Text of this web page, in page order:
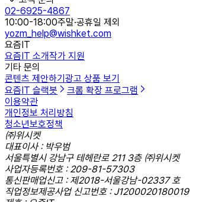
02-6925-4867
10:00-18:00주말·공휴일 제외
yozm_help@wishket.com
요즘IT
요즘IT 소개작가 지원
기타 문의
콘텐츠 제안하기 광고 상품 보기
요즘IT 슬랙봇
크롬 확장 프로그램
이용약관
개인정보 처리방침
청소년보호정책
㈜위시켓
대표이사 : 박우범
서울특별시 강남구 테헤란로 211 3층 ㈜위시켓
사업자등록번호 : 209-81-57303
통신판매업신고 : 제2018-서울강남-02337 호
직업정보제공사업 신고번호 : J1200020180019